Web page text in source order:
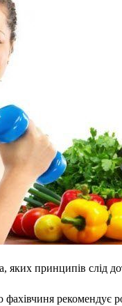
яких принципів слід
рекомендує